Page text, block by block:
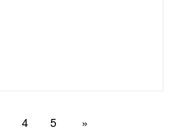
4 5 »